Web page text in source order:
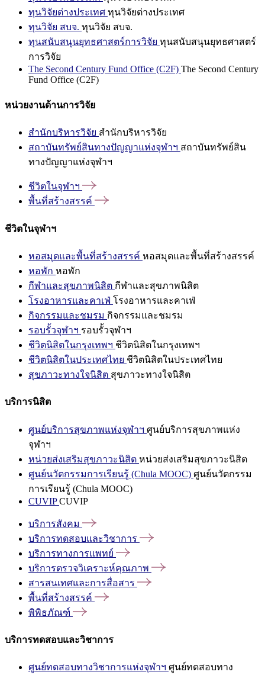
ทุนวิจัยต่างประเทศ ทุนวิจัยต่างประเทศ
ทุนวิจัย สบจ. ทุนวิจัย สบจ.
ทุนสนับสนุนยุทธศาสตร์การวิจัย ทุนสนับสนุนยุทธศาสตร์
การวิจัย
The Second Century Fund Office (C2F) The Second Century
Fund Office (C2F)
หน่วยงานด้านการวิจัย
สำนักบริหารวิจัย สำนักบริหารวิจัย
สถาบันทรัพย์สินทางปัญญาแห่งจุฬาฯ สถาบันทรัพย์สิน
ทางปัญญาแห่งจุฬาฯ
ชีวิตในจุฬาฯ
พื้นที่สร้างสรรค์
ชีวิตในจุฬาฯ
หอสมุดและพื้นที่สร้างสรรค์ หอสมุดและพื้นที่สร้างสรรค์
หอพัก หอพัก
กีฬาและสุขภาพนิสิต กีฬาและสุขภาพนิสิต
โรงอาหารและคาเฟ่ โรงอาหารและคาเฟ่
กิจกรรมและชมรม กิจกรรมและชมรม
รอบรั้วจุฬาฯ รอบรั้วจุฬาฯ
ชีวิตนิสิตในกรุงเทพฯ ชีวิตนิสิตในกรุงเทพฯ
ชีวิตนิสิตในประเทศไทย ชีวิตนิสิตในประเทศไทย
สุขภาวะทางใจนิสิต สุขภาวะทางใจนิสิต
บริการนิสิต
ศูนย์บริการสุขภาพแห่งจุฬาฯ ศูนย์บริการสุขภาพแห่ง
จุฬาฯ
หน่วยส่งเสริมสุขภาวะนิสิต หน่วยส่งเสริมสุขภาวะนิสิต
ศูนย์นวัตกรรมการเรียนรู้ (Chula MOOC) ศูนย์นวัตกรรม
การเรียนรู้ (Chula MOOC)
CUVIPCUVIP
บริการสังคม
บริการทดสอบและวิชาการ
บริการทางการแพทย์
บริการตรวจวิเคราะห์คุณภาพ
สารสนเทศและการสื่อสาร
พื้นที่สร้างสรรค์
พิพิธภัณฑ์
บริการทดสอบและวิชาการ
ศูนย์ทดสอบทางวิชาการแห่งจุฬาฯ ศูนย์ทดสอบทาง